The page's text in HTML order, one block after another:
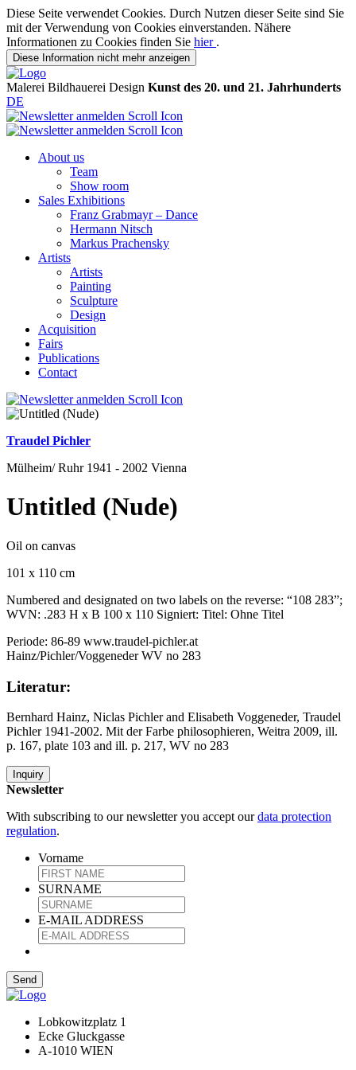
Diese Seite verwendet Cookies. Durch Nutzen dieser Seite sind Sie
mit der Verwendung von Cookies einverstanden. Nähere
Informationen zu Cookies finden Sie hier .
Diese Information nicht mehr anzeigen
Malerei Bildhauerei Design Kunst des 20. und 21. Jahrhunderts
DE
About us
Team
Show room
Sales Exhibitions
Franz Grabmayr – Dance
Hermann Nitsch
Markus Prachensky
Artists
Artists
Painting
Sculpture
Design
Acquisition
Fairs
Publications
Contact
Traudel Pichler
Mülheim/ Ruhr 1941 - 2002 Vienna
Untitled (Nude)
Oil on canvas
101 x 110 cm
Numbered and designated on two labels on the reverse: “108 283”;
WVN: .283 H x B 100 x 110 Signiert: Titel: Ohne Titel
Periode: 86-89 www.traudel-pichler.at
Hainz/Pichler/Voggeneder WV no 283
Literatur:
Bernhard Hainz, Niclas Pichler and Elisabeth Voggeneder, Traudel
Pichler 1941-2002. Mit der Farbe philosophieren, Weitra 2009, ill.
p. 167, plate 103 and ill. p. 217, WV no 283
Inquiry
Newsletter
With subscribing to our newsletter you accept ourdata protection
regulation.
Vorname
SURNAME
E-MAIL ADDRESS
Lobkowitzplatz 1
Ecke Gluckgasse
A-1010 WIEN